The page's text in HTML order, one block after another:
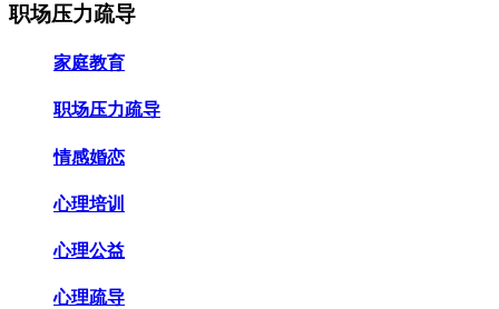
职场压力疏导
家庭教育
职场压力疏导
情感婚恋
心理培训
心理公益
心理疏导